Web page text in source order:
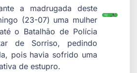
a madrugada deste
(23-07) uma mulher
o Batalhão de Polícia
de Sorriso, pedindo
pois havia sofrido uma
de estupro.